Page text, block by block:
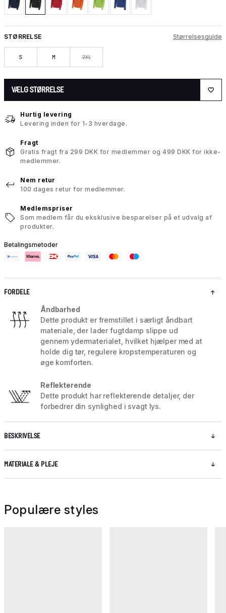
STØRRELSE Størrelsesguide
S M 2XL
VÆLG STØRRELSE
Hurtig levering
Levering inden for 1-3 hverdage.
Fragt
Gratis fragt fra 299 DKK for medlemmer og 499 DKK for ikke-
medlemmer.
Nem retur
100 dages retur for medlemmer.
Medlemspriser
Som medlem får du eksklusive besparelser på et udvalg af
produkter.
Betalingsmetoder
FORDELE
Åndbarhed
Dette produkt er fremstillet i særligt åndbart
materiale, der lader fugtdamp slippe ud
gennem ydermaterialet, hvilket hjælper med at
holde dig tør, regulere kropstemperaturen og
øge komforten.
Reflekterende
Dette produkt har reflekterende detaljer, der
forbedrer din synlighed i svagt lys.
BESKRIVELSE
MATERIALE & PLEJE
Populære styles